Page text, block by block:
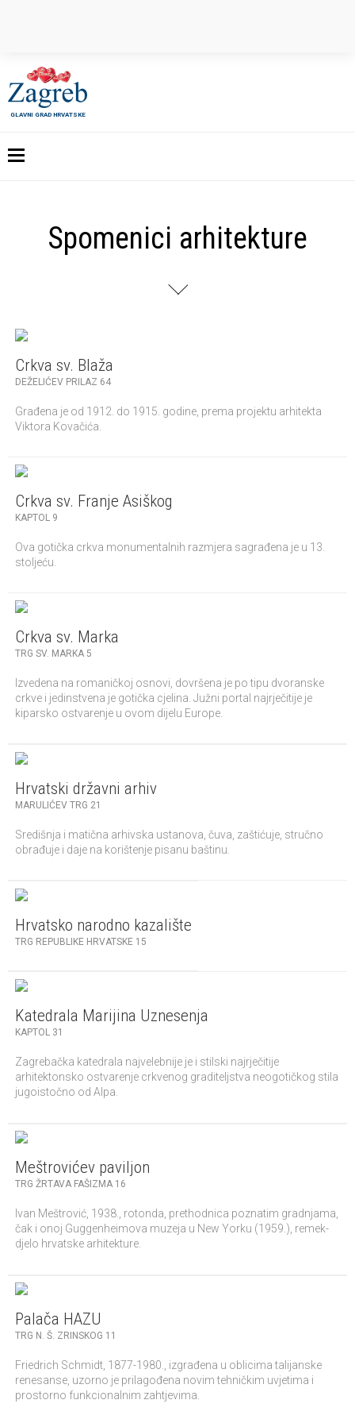
GLAVNI GRAD HRVATSKE
Spomenici arhitekture
Crkva sv. Blaža
DEŽELIĆEV PRILAZ 64
Građena je od 1912. do 1915. godine, prema projektu arhitekta
Viktora Kovačića.
Crkva sv. Franje Asiškog
KAPTOL 9
Ova gotička crkva monumentalnih razmjera sagrađena je u 13.
stoljeću.
Crkva sv. Marka
TRG SV. MARKA 5
Izvedena na romaničkoj osnovi, dovršena je po tipu dvoranske
crkve i jedinstvena je gotička cjelina. Južni portal najrječitije je
kiparsko ostvarenje u ovom dijelu Europe.
Hrvatski državni arhiv
MARULIĆEV TRG 21
Središnja i matična arhivska ustanova, čuva, zaštićuje, stručno
obrađuje i daje na korištenje pisanu baštinu.
Hrvatsko narodno kazalište
TRG REPUBLIKE HRVATSKE 15
Katedrala Marijina Uznesenja
KAPTOL 31
Zagrebačka katedrala najvelebnije je i stilski najrječitije
arhitektonsko ostvarenje crkvenog graditeljstva neogotičkog stila
jugoistočno od Alpa.
Meštrovićev paviljon
TRG ŽRTAVA FAŠIZMA 16
Ivan Meštrović, 1938., rotonda, prethodnica poznatim gradnjama,
čak i onoj Guggenheimova muzeja u New Yorku (1959.), remek-
djelo hrvatske arhitekture.
Palača HAZU
TRG N. Š. ZRINSKOG 11
Friedrich Schmidt, 1877-1980., izgrađena u oblicima talijanske
renesanse, uzorno je prilagođena novim tehničkim uvjetima i
prostorno funkcionalnim zahtjevima.